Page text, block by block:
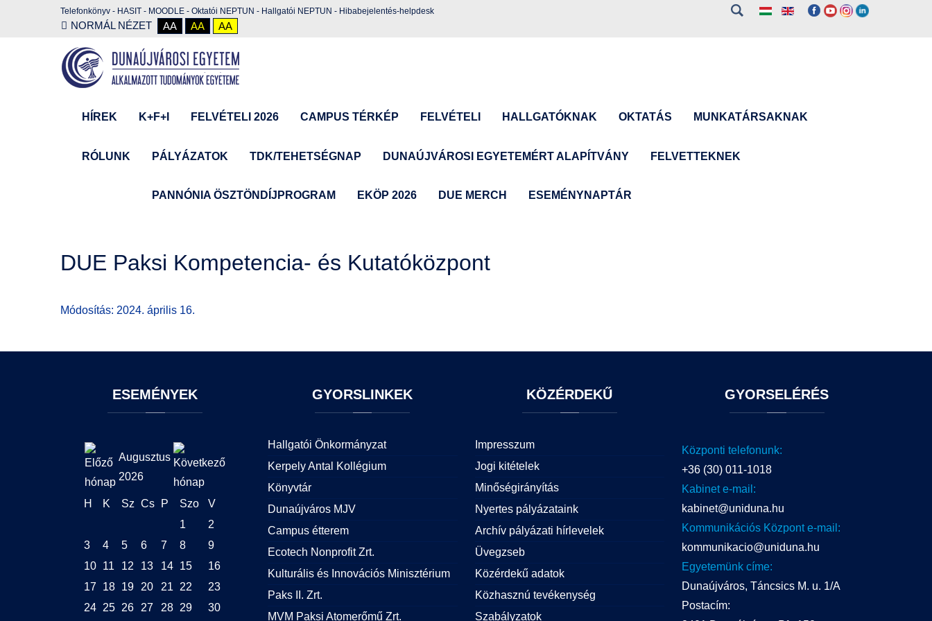
Telefonkönyv - HASIT - MOODLE - Oktatói NEPTUN - Hallgatói NEPTUN - Hibabejelentés-helpdesk
NORMÁL NÉZET AA AA AA
HÍREK K+F+I FELVÉTELI 2026 CAMPUS TÉRKÉP FELVÉTELI HALLGATÓKNAK OKTATÁS MUNKATÁRSAKNAK
RÓLUNK PÁLYÁZATOK TDK/TEHETSÉGNAP DUNAÚJVÁROSI EGYETEMÉRT ALAPÍTVÁNY FELVETTEKNEK
PANNÓNIA ÖSZTÖNDÍJPROGRAM EKÖP 2026 DUE MERCH ESEMÉNYNAPTÁR
DUE Paksi Kompetencia- és Kutatóközpont
Módosítás: 2024. április 16.
ESEMÉNYEK
Augusztus
2026
H K Sz Cs P Szo
V
1
2
3
4 5 6 7 8
9
10 11 12 13 14 15
16
17 18 19 20 21 22
23
24 25 26 27 28 29 30
GYORSLINKEK
Hallgatói Önkormányzat
Kerpely Antal Kollégium
Könyvtár
Dunaújváros MJV
Campus étterem
Ecotech Nonprofit Zrt.
Kulturális és Innovációs Minisztérium
Paks II. Zrt.
MVM Paksi Atomerőmű Zrt.
KÖZÉRDEKŰ
Impresszum
Jogi kitételek
Minőségirányítás
Nyertes pályázataink
Archív pályázati hírlevelek
Üvegzseb
Közérdekű adatok
Közhasznú tevékenység
Szabályzatok
GYORSELÉRÉS
Központi telefonunk:
+36 (30) 011-1018
Kabinet e-mail:
kabinet@uniduna.hu
Kommunikációs Központ e-mail:
kommunikacio@uniduna.hu
Egyetemünk címe:
Dunaújváros, Táncsics M. u. 1/A
Postacím: